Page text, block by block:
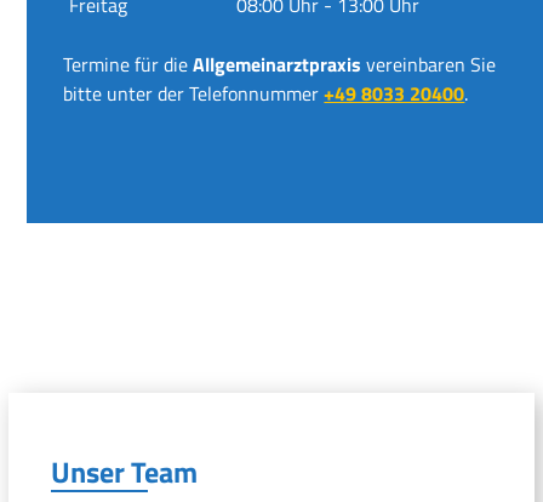
Termine für dieAllgemeinarztpraxis vereinbaren Sie
bitte unter der Telefonnummer+49 8033 20400.
Unser Team